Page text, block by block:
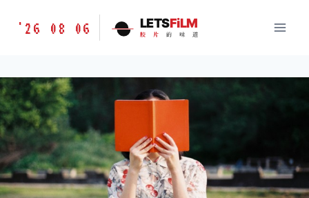
胶
味
道
LETSFILM
'26 08 06 LETSFiLM
胶 片 的 味 道